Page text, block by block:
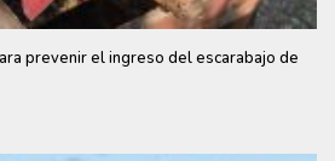
prevenir el ingreso del escarabajo de